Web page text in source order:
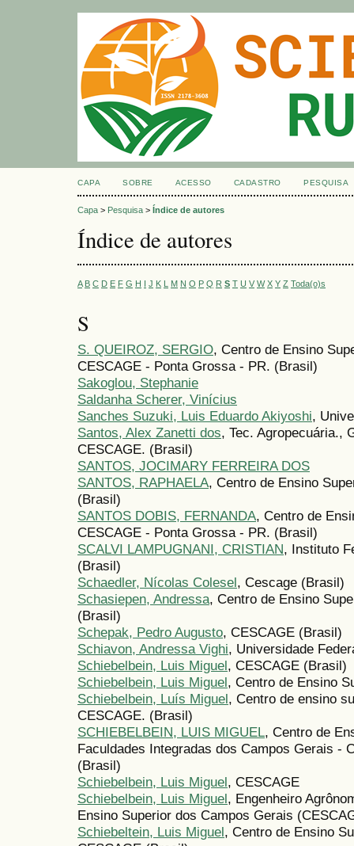
CAPA SOBRE ACESSO CADASTRO PESQUISA
Capa > Pesquisa > Índice de autores
Índice de autores
A B C D E F G H I J K L M N O P Q R S T U V W X Y Z Toda(o)s
S
S. QUEIROZ, SERGIO, Centro de Ensino
CESCAGE - Ponta Grossa - PR. (Brasil)
Sakoglou, Stephanie
Saldanha Scherer, Vinícius
Sanches Suzuki, Luis Eduardo Akiyoshi,
Santos, Alex Zanetti dos, Tec. Agropecuária.,
CESCAGE. (Brasil)
SANTOS, JOCIMARY FERREIRA DOS
SANTOS, RAPHAELA, Centro de Ensino
(Brasil)
SANTOS DOBIS, FERNANDA, Centro de
CESCAGE - Ponta Grossa - PR. (Brasil)
SCALVI LAMPUGNANI, CRISTIAN, Instituto
(Brasil)
Schaedler, Nícolas Colesel, Cescage (Brasil)
Schasiepen, Andressa, Centro de Ensino
(Brasil)
Schepak, Pedro Augusto, CESCAGE (Brasil)
Schiavon, Andressa Vighi, Universidade
Schiebelbein, Luis Miguel, CESCAGE (Brasil)
Schiebelbein, Luis Miguel, Centro de Ensino
Schiebelbein, Luís Miguel, Centro de ensino
CESCAGE. (Brasil)
SCHIEBELBEIN, LUIS MIGUEL, Centro de
Faculdades Integradas dos Campos Gerais -
(Brasil)
Schiebelbein, Luis Miguel, CESCAGE
Schiebelbein, Luis Miguel, Engenheiro
Ensino Superior dos Campos Gerais
Schiebeltein, Luis Miguel, Centro de Ensino